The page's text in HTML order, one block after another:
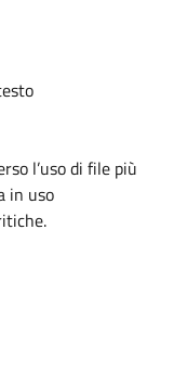
l’uso di file più
in uso